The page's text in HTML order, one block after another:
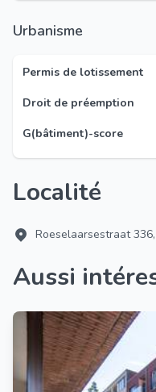
Urbanisme
Permis de lotissement
Droit de préemption
G(bâtiment)-score
Localité
Roeselaarsestraat
Aussi